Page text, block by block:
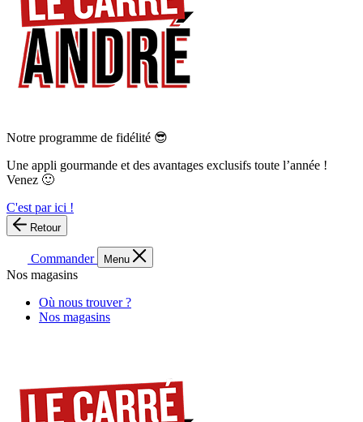
Notre programme de fidélité 😎
Une appli gourmande et des avantages exclusifs toute l’année !
Venez 🙂
C'est par ici !
Retour
Commander Menu
Nos magasins
Où nous trouver ?
Nos magasins